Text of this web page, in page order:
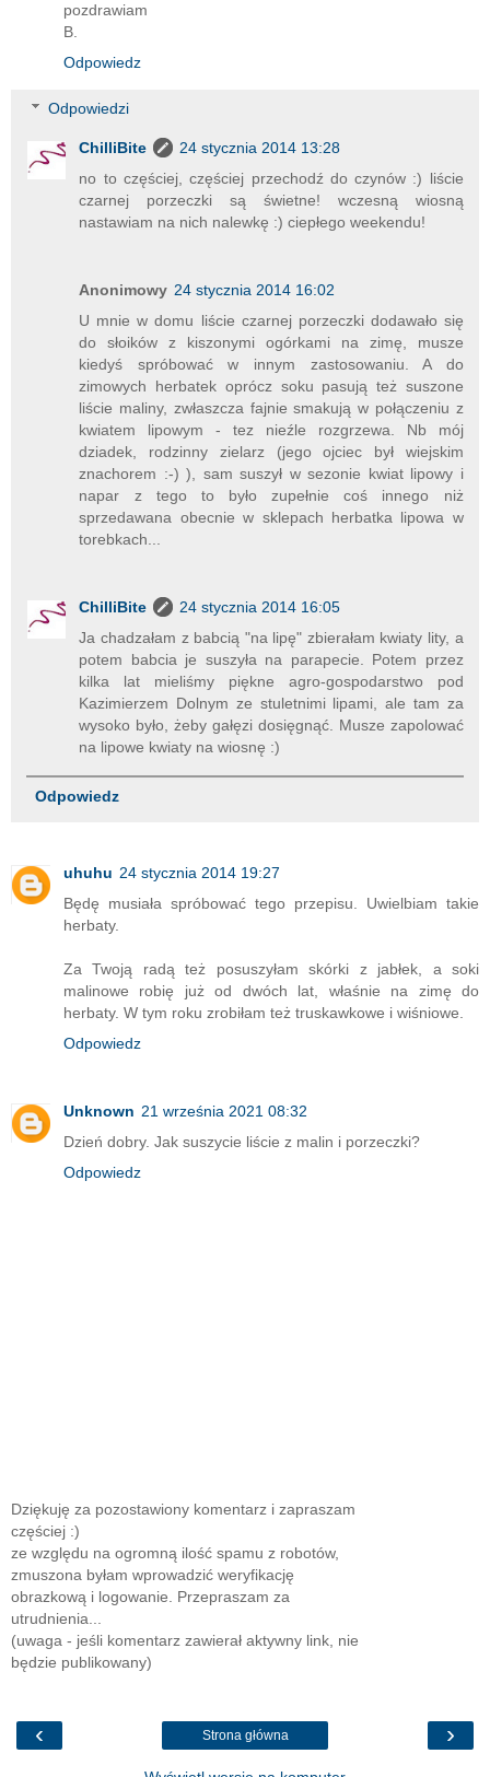
pozdrawiam
B.
Odpowiedz
Odpowiedzi
ChilliBite
24 stycznia 2014 13:28
no to częściej, częściej przechodź do czynów :) liście
czarnej porzeczki są świetne! wczesną wiosną
nastawiam na nich nalewkę :) ciepłego weekendu!
Anonimowy 24 stycznia 2014 16:02
U mnie w domu liście czarnej porzeczki dodawało się
do słoików z kiszonymi ogórkami na zimę, musze
kiedyś spróbować w innym zastosowaniu. A do
zimowych herbatek oprócz soku pasują też suszone
liście maliny, zwłaszcza fajnie smakują w połączeniu z
kwiatem lipowym - tez nieźle rozgrzewa. Nb mój
dziadek, rodzinny zielarz (jego ojciec był wiejskim
znachorem :-) ), sam suszył w sezonie kwiat lipowy i
napar z tego to było zupełnie coś innego niż
sprzedawana obecnie w sklepach herbatka lipowa w
torebkach...
ChilliBite
24 stycznia 2014 16:05
Ja chadzałam z babcią "na lipę" zbierałam kwiaty lity, a
potem babcia je suszyła na parapecie. Potem przez
kilka lat mieliśmy piękne agro-gospodarstwo pod
Kazimierzem Dolnym ze stuletnimi lipami, ale tam za
wysoko było, żeby gałęzi dosięgnąć. Musze zapolować
na lipowe kwiaty na wiosnę :)
Odpowiedz
uhuhu 24 stycznia 2014 19:27
Będę musiała spróbować tego przepisu. Uwielbiam takie
herbaty.
Za Twoją radą też posuszyłam skórki z jabłek, a soki
malinowe robię już od dwóch lat, właśnie na zimę do
herbaty. W tym roku zrobiłam też truskawkowe i wiśniowe.
Odpowiedz
Unknown 21 września 2021 08:32
Dzień dobry. Jak suszycie liście z malin i porzeczki?
Odpowiedz
Dziękuję za pozostawiony komentarz i zapraszam
częściej :)
ze względu na ogromną ilość spamu z robotów,
zmuszona byłam wprowadzić weryfikację
obrazkową i logowanie. Przepraszam za
utrudnienia...
(uwaga - jeśli komentarz zawierał aktywny link, nie
będzie publikowany)
‹ ›
Strona główna